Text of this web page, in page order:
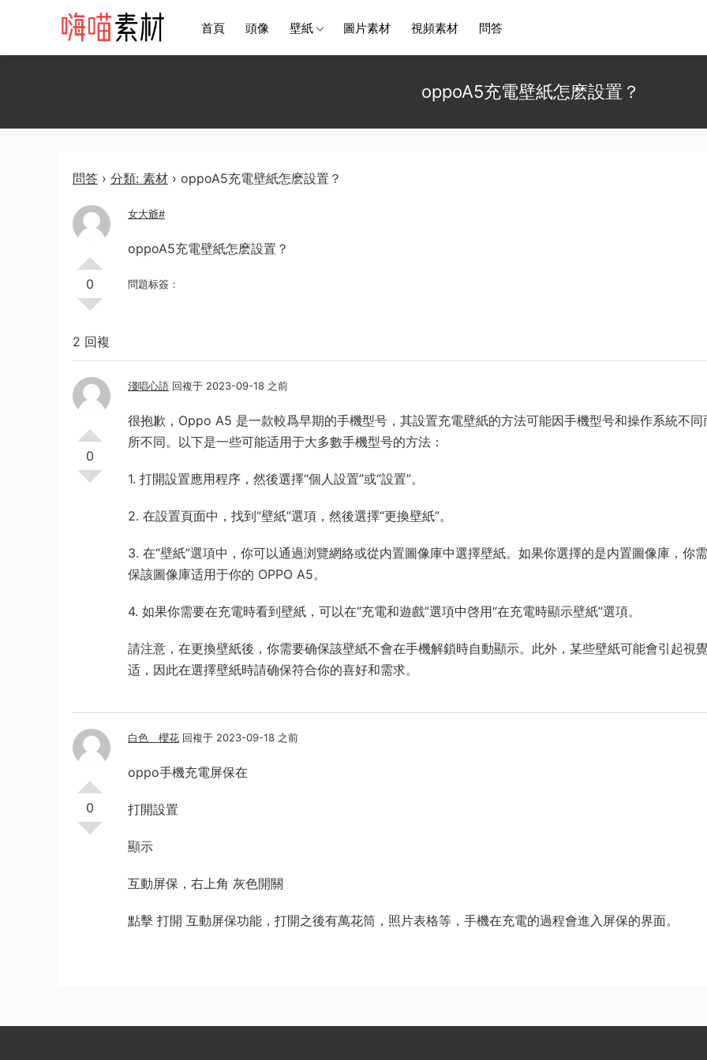
首頁 頭像 壁紙 圖片素材 視頻素材 問答
oppoA5充電壁紙怎麽設置？
問答 › 分類: 素材 › oppoA5充電壁紙怎麽設置？
0
女大爺#
oppoA5充電壁紙怎麽設置？
問題标簽：
2 回複
0
淺唱心語 回複于 2023-09-18 之前
很抱歉，Oppo A5 是一款較爲早期的手機型号，其設置充電壁紙的方法可能因手機型号和操作系統不同
所不同。以下是一些可能适用于大多數手機型号的方法：
1. 打開設置應用程序，然後選擇“個人設置”或“設置”。
2. 在設置頁面中，找到“壁紙”選項，然後選擇“更換壁紙”。
3. 在“壁紙”選項中，你可以通過浏覽網絡或從内置圖像庫中選擇壁紙。如果你選擇的是内置圖像庫，你
保該圖像庫适用于你的 OPPO A5。
4. 如果你需要在充電時看到壁紙，可以在“充電和遊戲”選項中啓用“在充電時顯示壁紙”選項。
請注意，在更換壁紙後，你需要确保該壁紙不會在手機解鎖時自動顯示。此外，某些壁紙可能會引起視
适，因此在選擇壁紙時請确保符合你的喜好和需求。
0
白色ゞ櫻花 回複于 2023-09-18 之前
oppo手機充電屏保在
打開設置
顯示
互動屏保，右上角 灰色開關
點擊 打開 互動屏保功能，打開之後有萬花筒，照片表格等，手機在充電的過程會進入屏保的界面。